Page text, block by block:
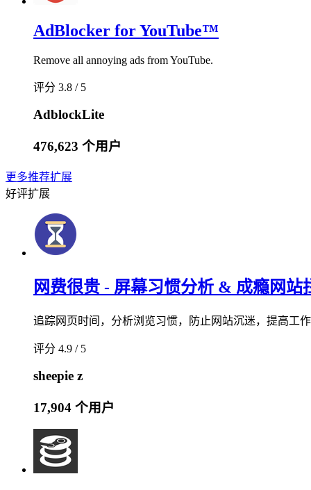
AdBlocker for YouTube™
Remove all annoying ads from YouTube.
评分 3.8 / 5
AdblockLite
476,623 个用户
更多推荐扩展
好评扩展
网费很贵 - 屏幕习惯分析 & 成瘾网站
追踪网页时间，分析浏览习惯，防止网站沉迷，提高工
评分 4.9 / 5
sheepie z
17,904 个用户